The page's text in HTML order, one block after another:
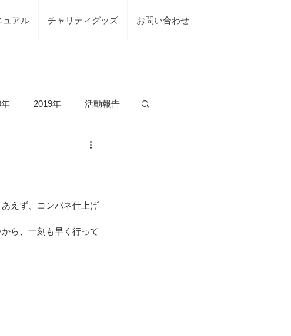
ュアル チャリティグッズ お問い合わせ
2019年 活動報告
沖地震（桑折町）
えず、コンパネ仕上げ
ら、一刻も早く行って